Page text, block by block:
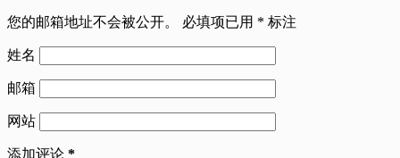
您的邮箱地址不会被公开。 必填项已用 * 标注
姓名
邮箱
网站
添加评论 *